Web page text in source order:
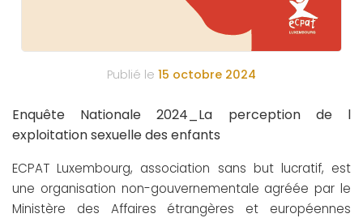
Publié le 15 octobre 2024
Enquête Nationale 2024_La perception de l
exploitation sexuelle des enfants
ECPAT Luxembourg, association sans but lucratif, est
une organisation non-gouvernementale agréée par le
Ministère des Affaires étrangères et européennes